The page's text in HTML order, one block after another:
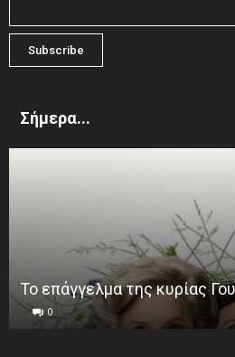
Σήμερα...
Το επάγγελμα της κυρίας
0